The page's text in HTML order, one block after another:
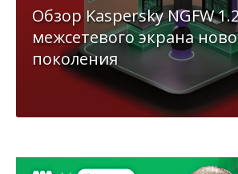
Обзор Kaspersky NGFW
межсетевого экрана
поколения